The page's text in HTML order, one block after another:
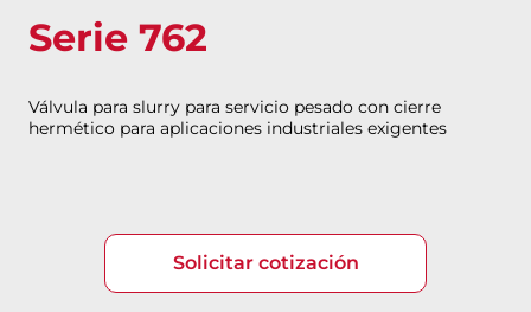
Serie 762
Válvula para slurry para servicio pesado con cierre
hermético para aplicaciones industriales exigentes
Solicitar cotización